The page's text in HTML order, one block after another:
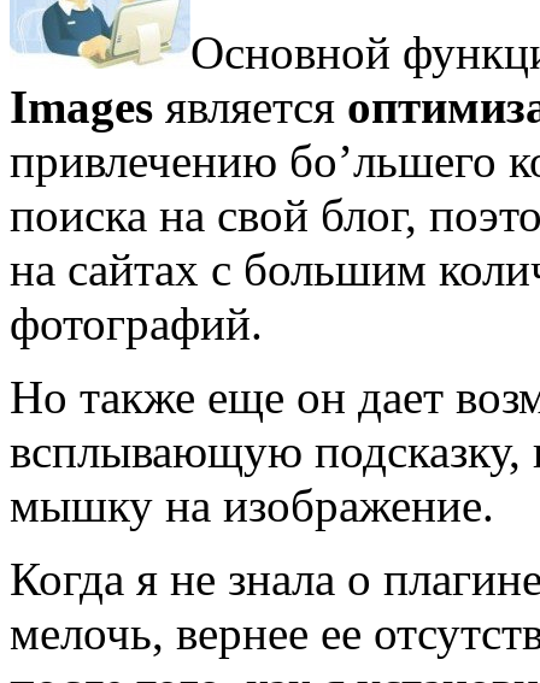
Основной
Images является
привлечению бо’льшего
поиска на свой блог,
на сайтах с большим
фотографий.
Но также еще он дает
всплывающую подсказку,
мышку на изображение.
Когда я не знала о
мелочь, вернее ее